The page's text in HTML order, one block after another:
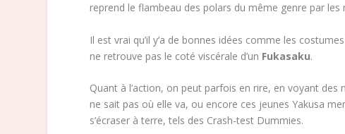
reprend le flambeau des polars du même genre par les
Il est vrai qu’il y’a de bonnes idées comme les
ne retrouve pas le coté viscérale d’un Fukasaku.
Quant à l’action, on peut parfois en rire, en voyant
ne sait pas où elle va, ou encore ces jeunes Yakusa
s’écraser à terre, tels des Crash-test Dummies.